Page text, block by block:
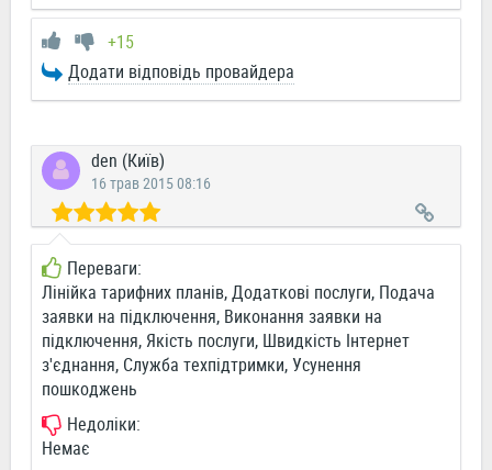
+15
Додати відповідь провайдера
den (Київ)
16 трав 2015 08:16
Переваги:
Лінійка тарифних планів, Додаткові послуги, Подача
заявки на підключення, Виконання заявки на
підключення, Якість послуги, Швидкість Інтернет
з'єднання, Служба техпідтримки, Усунення
пошкоджень
Недоліки:
Немає